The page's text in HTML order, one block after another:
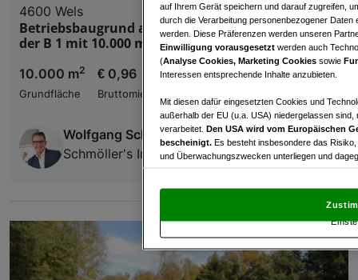
4600 Wels
Betriebsbaugrund auf Basis Baurecht direkt an
der B 1 mit 10.000 m2 zu pachten
10.000 m2
Grundfläche
€ 0,96
Bruttomiete
Wolfgang Schmöller
Schmöller's Immobilien
auf Ihrem Gerät speichern und darauf zugreifen,
durch die Verarbeitung personenbezogener
werden. Diese Präferenzen werden unseren
Einwilligung vorausgesetzt werden auch
(Analyse Cookies, Marketing Cookies sowie
Interessen entsprechende Inhalte anzubieten.
Mit diesen dafür eingesetzten Cookies und
außerhalb der EU (u.a. USA) niedergelassen
verarbeitet. Den USA wird vom Europäischen
bescheinigt. Es besteht insbesondere das
und Überwachungszwecken unterliegen und
und Widerspruch gegen die Verarbeitung auf der
„Cookie Einstellungen“, die sich auf jeder Seite
Wir und unsere Partner verarbeiten